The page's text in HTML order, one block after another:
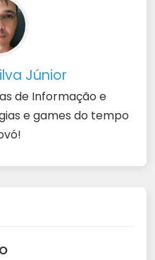
Júnior
de Informação e
e games do tempo